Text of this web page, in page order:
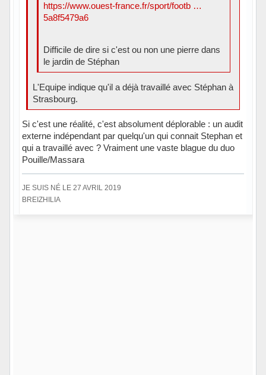
https://www.ouest-france.fr/sport/footb …
5a8f5479a6
Difficile de dire si c'est ou non une pierre dans
le jardin de Stéphan
L'Equipe indique qu'il a déjà travaillé avec Stéphan à
Strasbourg.
Si c'est une réalité, c'est absolument déplorable : un audit
externe indépendant par quelqu'un qui connait Stephan et
qui a travaillé avec ? Vraiment une vaste blague du duo
Pouille/Massara
JE SUIS NÉ LE 27 AVRIL 2019
BREIZHILIA